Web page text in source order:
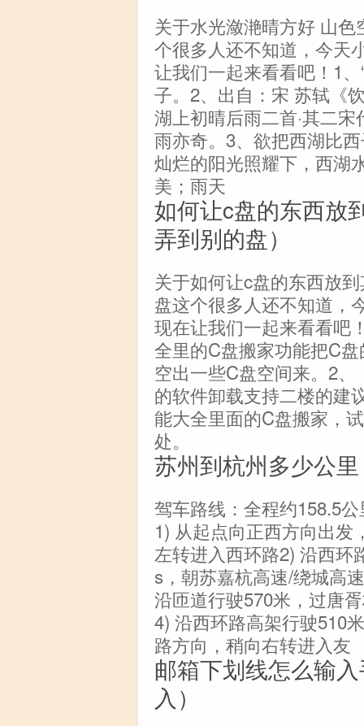
关于水光潋滟晴方好 山
个很多人还不知道，今天
让我们一起来看看吧！1
子。2、出自：宋 苏轼《
湖上初晴后雨二首·其二
雨亦奇。3、欲把西湖比
灿烂的阳光照耀下，西湖
美；雨天
如何让c盘的东西放
弄到别的盘）
关于如何让c盘的东西放
盘这个很多人还不知道，
现在让我们一起来看看吧
全里的C盘搬家功能把C
空出一些C盘空间来。2
的软件卸载支持二楼的建
能大全里面的C盘搬家，
处。
苏州到杭州多少公里
驾车路线：全程约158.5
1) 从起点向正西方向出发
左转进入西环路2) 沿西环
s，朝苏嘉杭高速/绕城高
沿匝道行驶570米，过唐
4) 沿西环路高架行驶510
路方向，稍向右转进入友
邮箱下划线怎么输
入）